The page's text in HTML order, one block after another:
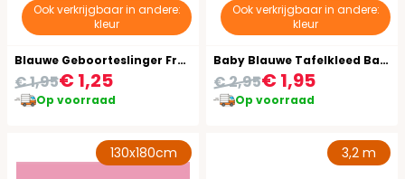
Ook verkrijgbaar in andere:
kleur
Blauwe Geboorteslinger Franjes
€ 1,25
€ 1,95
Op voorraad
Ook verkrijgbaar in andere:
kleur
Baby Blauwe Tafelkleed Basis
€ 1,95
€ 2,95
Op voorraad
130x180cm 3,2 m